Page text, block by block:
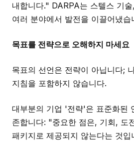
내합니다." DARPA는 스텔스 기
여러 분야에서 발전을 이끌어냈습
목표를 전략으로 오해하지 마세요
목표의 선언은 전략이 아닙니다;
지침을 포함하지 않습니다.
대부분의 기업 '전략'은 표준화된
존합니다: "중요한 점은, 기회, 도
패키지로 제공되지 않는다는 것